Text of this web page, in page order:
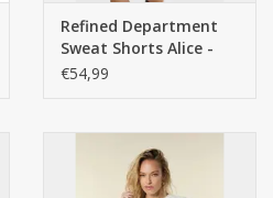
Refined Department
Sweat Shorts Alice -
Antra
€54,99